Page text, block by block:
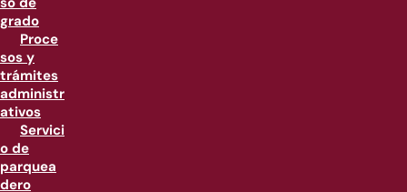
grado
Proce
sos y
trámites
administr
ativos
Servici
o de
parquea
dero